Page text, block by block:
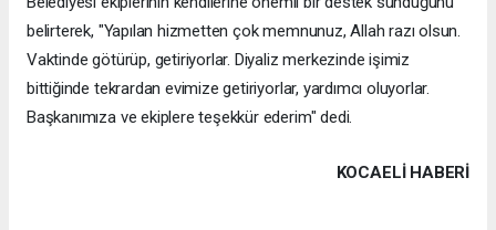
belirterek, "Yapılan hizmetten çok memnunuz, Allah razı olsun.
Vaktinde götürüp, getiriyorlar. Diyaliz merkezinde işimiz
bittiğinde tekrardan evimize getiriyorlar, yardımcı oluyorlar.
Başkanımıza ve ekiplere teşekkür ederim" dedi.
KOCAELI HABERİ